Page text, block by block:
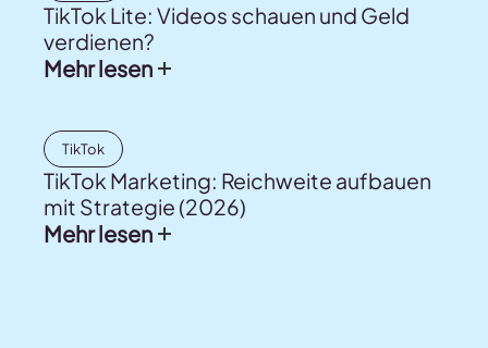
TikTok Lite: Videos schauen und Geld
verdienen?
Mehr lesen
TikTok
TikTok Marketing: Reichweite aufbauen
mit Strategie (2026)
Mehr lesen